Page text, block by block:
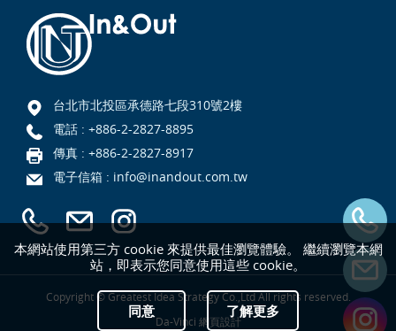
本網站使用第三方 cookie 來提供最佳瀏覽體驗。 繼續瀏覽本網
站，即表示您同意使用這些 cookie。
同意 了解更多
台北市北投區承德路七段310號2樓
電話 : +886-2-2827-8895
傳真 : +886-2-2827-8917
電子信箱 : info@inandout.com.tw
Copyright © Greatest Idea Strategy Co.,Ltd All rights reserved.
Da-Vinci 網頁設計